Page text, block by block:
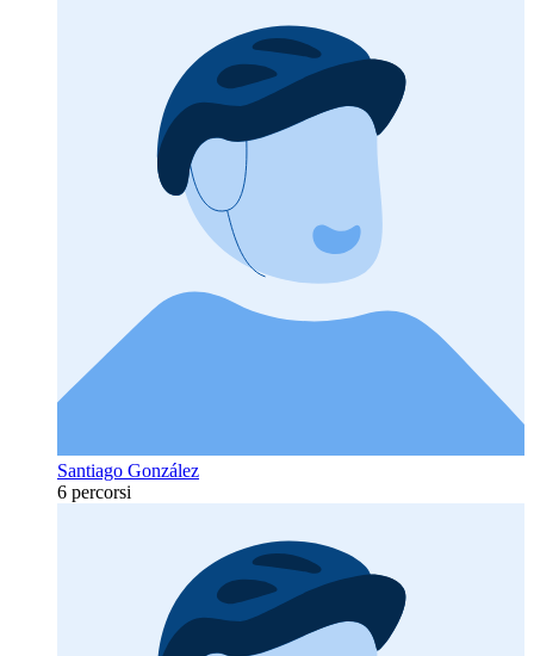
Santiago González
6 percorsi